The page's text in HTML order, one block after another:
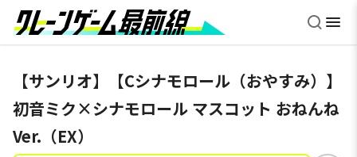
【サンリオ】【Cシナモロール（おやすみ）】
初音ミク×シナモロール マスコット おねんね
Ver.（EX）